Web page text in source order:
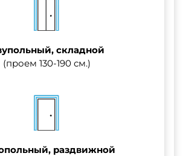
складной
(проем 130-190 см.)
раздвижной